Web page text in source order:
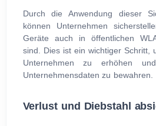
Durch die Anwendung dieser
können Unternehmen
Geräte auch in öffentlichen
sind. Dies ist ein wichtiger Schritt,
Unternehmen zu erhöhen
Unternehmensdaten zu bewahren.
Verlust und Diebstahl